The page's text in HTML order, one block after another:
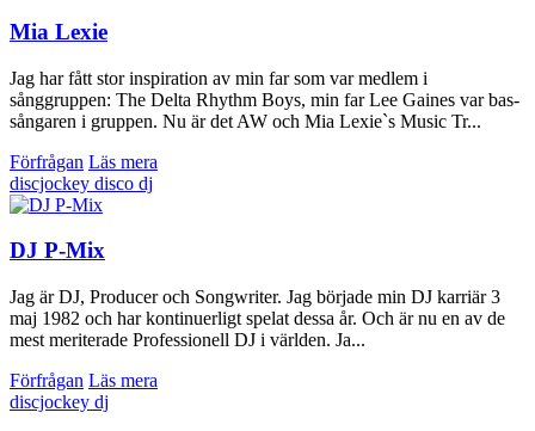
Mia Lexie
Jag har fått stor inspiration av min far som var medlem i
sånggruppen: The Delta Rhythm Boys, min far Lee Gaines var bas-
sångaren i gruppen. Nu är det AW och Mia Lexie`s Music Tr...
Förfrågan Läs mera
discjockey disco dj
DJ P-Mix
Jag är DJ, Producer och Songwriter. Jag började min DJ karriär 3
maj 1982 och har kontinuerligt spelat dessa år. Och är nu en av de
mest meriterade Professionell DJ i världen. Ja...
Förfrågan Läs mera
discjockey dj